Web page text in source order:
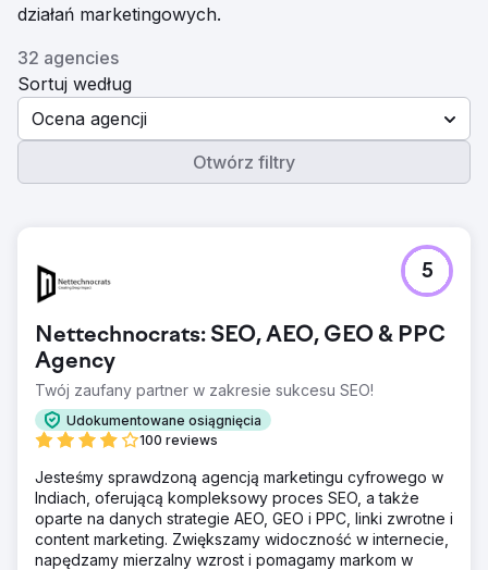
działań marketingowych.
32 agencies
Sortuj według
Ocena agencji
Otwórz filtry
Nettechnocrats: SEO, AEO, GEO & PPC
Agency
Twój zaufany partner w zakresie sukcesu SEO!
Udokumentowane osiągnięcia
100 reviews
5
Jesteśmy sprawdzoną agencją marketingu cyfrowego w
Indiach, oferującą kompleksowy proces SEO, a także
oparte na danych strategie AEO, GEO i PPC, linki zwrotne i
content marketing. Zwiększamy widoczność w internecie,
napędzamy mierzalny wzrost i pomagamy markom w